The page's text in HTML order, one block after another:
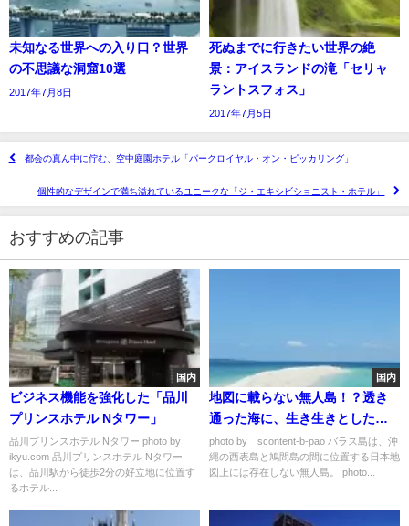
未知なる世界への入り口？世界
の不思議な洞窟10選
2017年7月8日
死ぬまでに行きたい世界の絶
景：アイスランドの滝「セリャ
ラントスフォス」
2017年7月5日
都会の真ん中に佇む、空中庭園ホテル「パークロイヤル・オン・ピッカリング」
個性的なデザインで満ち溢れているユニークな「ジ・エキシビショニスト・ホテル」
おすすめの記事
国内
ビジネス機能を強化した「品川
プリンスホテル Nタワー」
品川プリンスホテル Nタワー photo by
ikyu.com 品川プリンスホテル Nタワー
は、品川駅から徒歩2分の好立地に位置す
るホテル...
国内
地図に載らない無人島！？透き
通った海に、生き生きとした珊
瑚の「バラス島」の魅力とは
photo by scontent-b-pao バラス島は、沖
縄の西表島と鳩間島の間に位置する日本地
図上には存在しない無人島。 photo...